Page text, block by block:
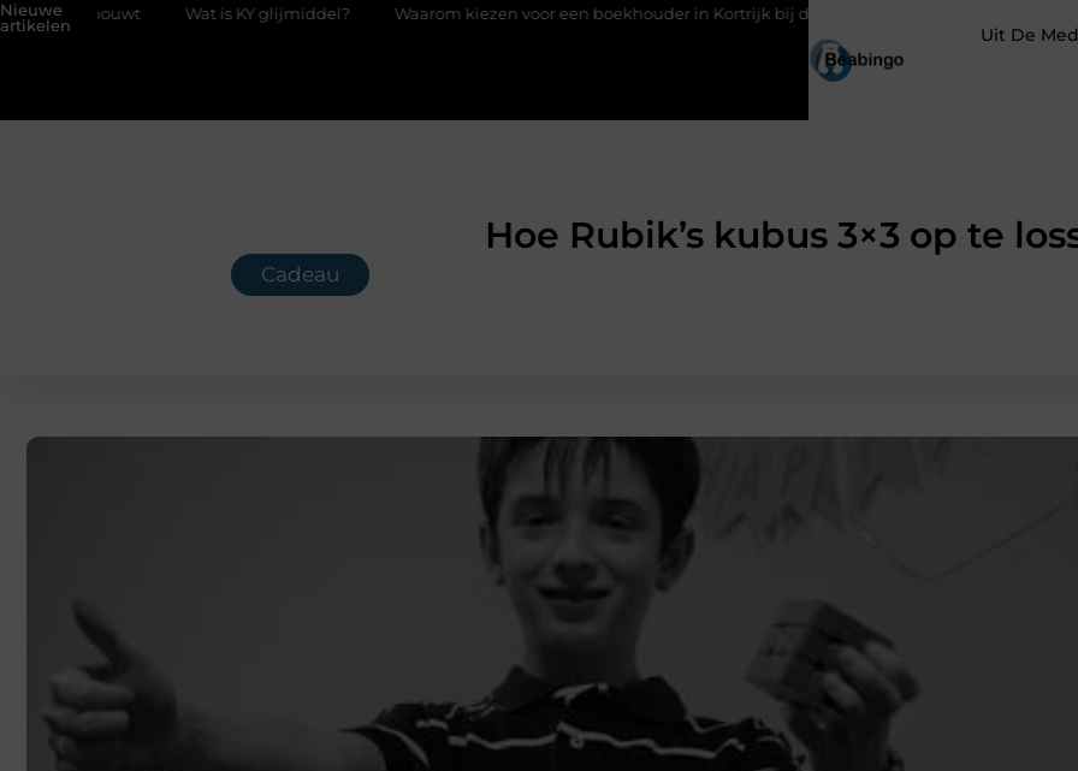
Nieuwe
artikelen
Wat is KY glijmiddel? Waarom kiezen voor een boekhouder in Kortrijk bij digitaal boekhouden?
Uit De
Hoe Rubik’s kubus 3×3 op te
Cadeau